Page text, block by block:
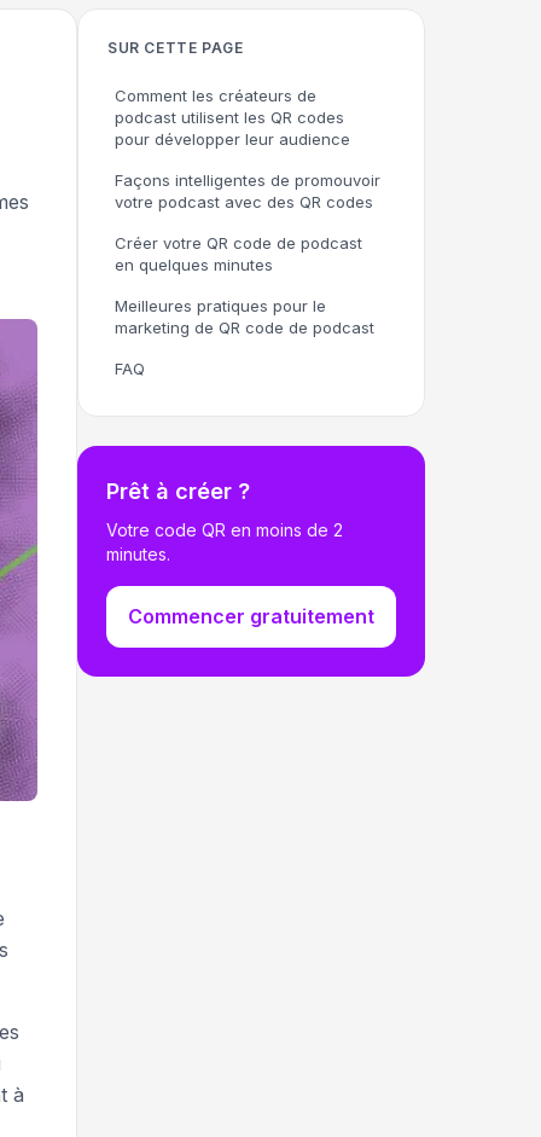
à
SUR CETTE PAGE
Comment les créateurs de
podcast utilisent les QR codes
pour développer leur audience
Façons intelligentes de promouvoir
votre podcast avec des QR codes
Créer votre QR code de podcast
en quelques minutes
Meilleures pratiques pour le
marketing de QR code de podcast
FAQ
Prêt à créer ?
Votre code QR en moins de 2
minutes.
Commencer gratuitement